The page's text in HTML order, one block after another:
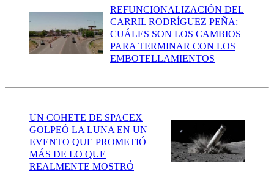
REFUNCIONALIZACIÓN DEL
CARRIL RODRÍGUEZ PEÑA:
CUÁLES SON LOS CAMBIOS
PARA TERMINAR CON LOS
EMBOTELLAMIENTOS
UN COHETE DE SPACEX
GOLPEÓ LA LUNA EN UN
EVENTO QUE PROMETIÓ
MÁS DE LO QUE
REALMENTE MOSTRÓ